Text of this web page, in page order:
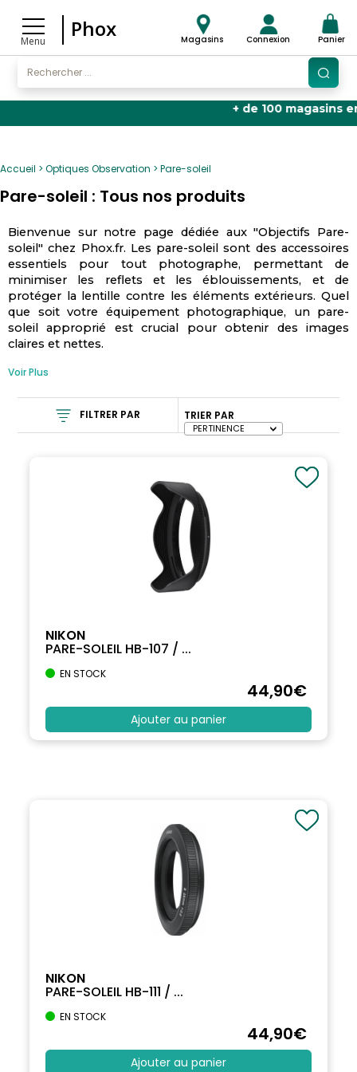
Menu
Phox Magasins Connexion Panier
+ de 100 magasins en
Accueil Optiques Observation Pare-soleil
Pare-soleil : Tous nos produits
Bienvenue sur notre page dédiée aux "Objectifs Pare-
soleil" chez Phox.fr. Les pare-soleil sont des accessoires
essentiels pour tout photographe, permettant de
minimiser les reflets et les éblouissements, et de
protéger la lentille contre les éléments extérieurs. Quel
que soit votre équipement photographique, un pare-
soleil approprié est crucial pour obtenir des images
claires et nettes.
Voir Plus
FILTRER PAR TRIER PAR
NIKON
PARE-SOLEIL HB-107 / ...
EN STOCK
44,90€
Ajouter au panier
NIKON
PARE-SOLEIL HB-111 / ...
EN STOCK
44,90€
Ajouter au panier